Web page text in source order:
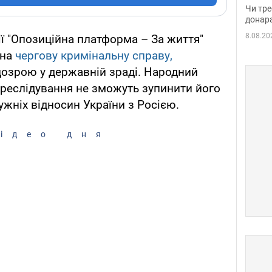
"Опозиційна платформа – За життя"
чергову кримінальну справу,
у державній зраді. Народний
не зможуть зупинити його
відносин України з Росією.
дня
Чи